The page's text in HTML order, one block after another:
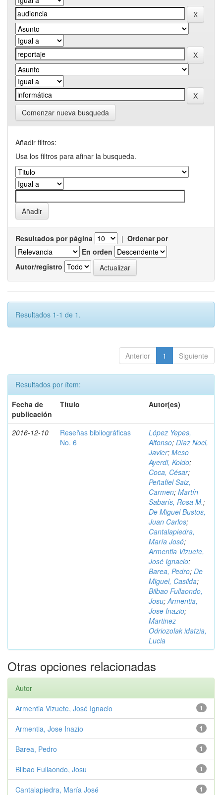
Comenzar nueva busqueda
Añadir filtros:
Usa los filtros para afinar la busqueda.
Resultados por página | Ordenar por
En orden
Autor/registro
Resultados 1-1 de 1.
Anterior 1 Siguiente
Resultados por ítem:
Fecha de
publicación
Título Autor(es)
2016-12-10
Reseñas bibliográficas
No. 6
López Yepes,
Alfonso; Díaz Noci,
Javier; Meso
Ayerdi, Koldo;
Coca, César;
Peñafiel Saiz,
Carmen; Martín
Sabarís, Rosa M.;
De Miguel Bustos,
Juan Carlos;
Cantalapiedra,
María José;
Armentia Vizuete,
José Ignacio;
Barea, Pedro; De
Miguel, Casilda;
Bilbao Fullaondo,
Josu;Armentia,
Jose Inazio;
Martinez
Odriozolak idatzia,
Lucia
Otras opciones relacionadas
Autor
1
Armentia Vizuete, José Ignacio
1
Armentia, Jose Inazio
1
Barea, Pedro
1
Bilbao Fullaondo, Josu
1
Cantalapiedra, María José